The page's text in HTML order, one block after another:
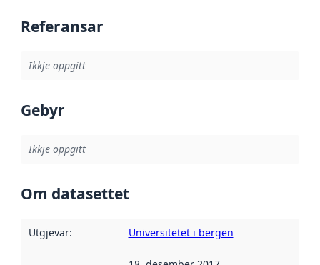
Referansar
Ikkje oppgitt
Gebyr
Ikkje oppgitt
Om datasettet
Utgjevar: Universitetet i bergen